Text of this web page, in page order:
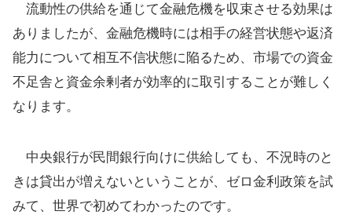
流動性の供給を通じて金融危機を収束させる効果は
ありましたが、金融危機時には相手の経営状態や返済
能力について相互不信状態に陥るため、市場での資金
不足舎と資金余剰者が効率的に取引することが難しく
なります。
中央銀行が民間銀行向けに供給しても、不況時のと
きは貸出が増えないということが、ゼロ金利政策を試
みて、世界で初めてわかったのです。